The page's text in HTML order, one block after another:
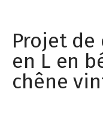
Projet
en L en
chêne